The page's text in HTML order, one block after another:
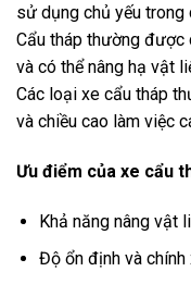
sử dụng chủ yếu trong
Cẩu tháp thường
và có thể nâng hạ vật
Các loại xe cẩu tháp
và chiều cao làm việc
Ưu điểm của xe cẩu
Khả năng nâng vật
Độ ổn định và chính